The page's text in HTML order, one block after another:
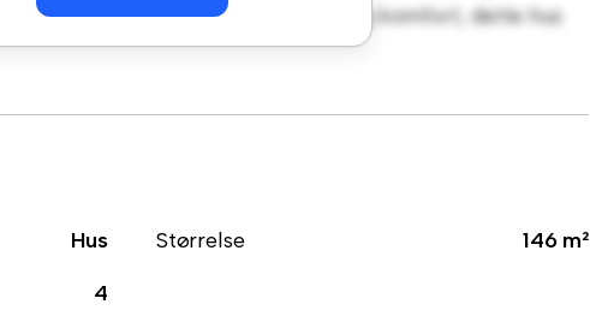
i dag for at opleve den varme og komfort, dette hus
Hus Størrelse
146 m²
4